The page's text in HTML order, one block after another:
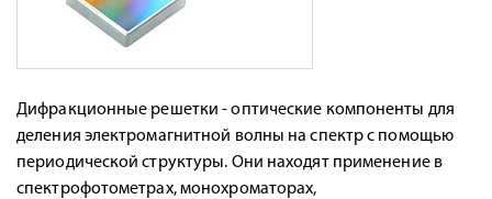
Дифракционные решетки - оптические компоненты для
деления электромагнитной волны на спектр с помощью
периодической структуры. Они находят применение в
спектрофотометрах, монохроматорах,